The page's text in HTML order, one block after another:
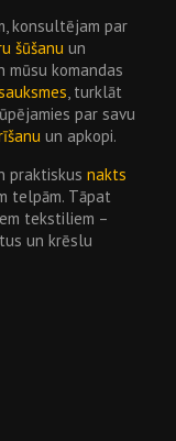
konsultējam par
šūšanu un
mūsu komandas
, turklāt
par savu
un apkopi.
praktiskusnakts
telpām. Tāpat
tekstiliem –
un krēslu